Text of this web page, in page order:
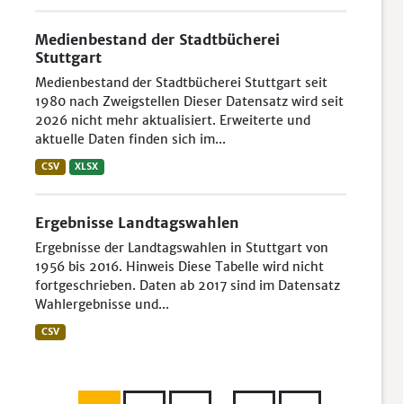
Medienbestand der Stadtbücherei
Stuttgart
Medienbestand der Stadtbücherei Stuttgart seit
1980 nach Zweigstellen Dieser Datensatz wird seit
2026 nicht mehr aktualisiert. Erweiterte und
aktuelle Daten finden sich im...
CSV XLSX
Ergebnisse Landtagswahlen
Ergebnisse der Landtagswahlen in Stuttgart von
1956 bis 2016. Hinweis Diese Tabelle wird nicht
fortgeschrieben. Daten ab 2017 sind im Datensatz
Wahlergebnisse und...
CSV